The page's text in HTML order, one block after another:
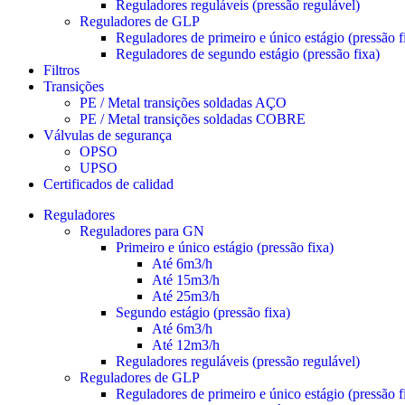
Reguladores reguláveis (pressão regulável)
Reguladores de GLP
Reguladores de primeiro e único estágio (pressão
Reguladores de segundo estágio (pressão fixa)
Filtros
Transições
PE / Metal transições soldadas AÇO
PE / Metal transições soldadas COBRE
Válvulas de segurança
OPSO
UPSO
Certificados de calidad
Reguladores
Reguladores para GN
Primeiro e único estágio (pressão fixa)
Até 6m3/h
Até 15m3/h
Até 25m3/h
Segundo estágio (pressão fixa)
Até 6m3/h
Até 12m3/h
Reguladores reguláveis (pressão regulável)
Reguladores de GLP
Reguladores de primeiro e único estágio (pressão